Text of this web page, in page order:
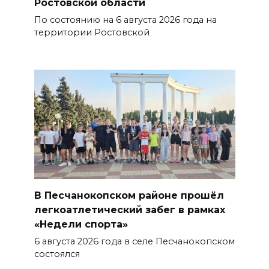
В Чертковском районе
ремонтируют 2,85 км дороги к
07 августа 2026 15:50
Через 23 года Ростов может
стать городом с населением
под 2 млн человек
07 августа 2026 15:22
утонул 43-летний мужчина
07 августа 2026 15:06
В Ростовской области из-за
По состоянию на 6 августа 2026 года на
территории Ростовской
В Песчанокопском районе прошёл
легкоатлетический забег в рамках
«Недели спорта»
6 августа 2026 года в селе Песчанокопском
состоялся